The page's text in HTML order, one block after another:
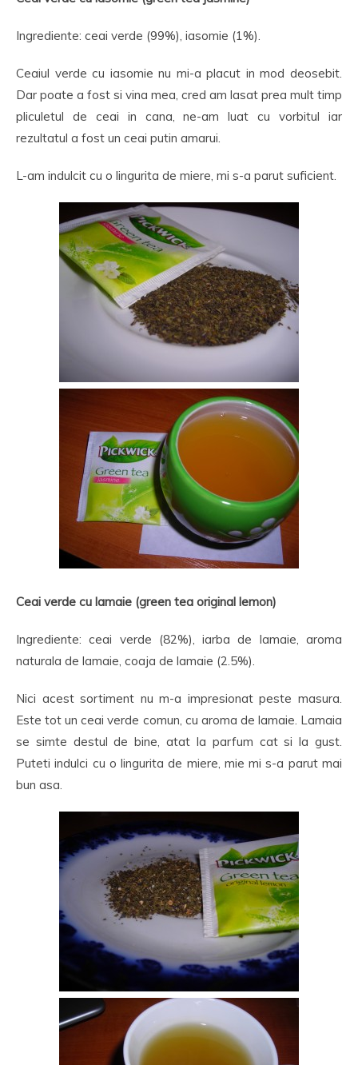
Ingrediente: ceai verde (99%), iasomie (1%).
Ceaiul verde cu iasomie nu mi-a placut in mod deosebit.
Dar poate a fost si vina mea, cred am lasat prea mult timp
pliculetul de ceai in cana, ne-am luat cu vorbitul iar
rezultatul a fost un ceai putin amarui.
L-am indulcit cu o lingurita de miere, mi s-a parut suficient.
Ceai verde cu lamaie (green tea original lemon)
Ingrediente: ceai verde (82%), iarba de lamaie, aroma
naturala de lamaie, coaja de lamaie (2.5%).
Nici acest sortiment nu m-a impresionat peste masura.
Este tot un ceai verde comun, cu aroma de lamaie. Lamaia
se simte destul de bine, atat la parfum cat si la gust.
Puteti indulci cu o lingurita de miere, mie mi s-a parut mai
bun asa.